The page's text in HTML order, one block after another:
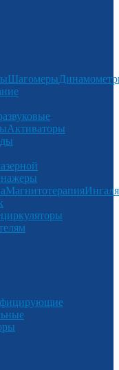
Шагомеры
Активаторы
Магнитотерапия